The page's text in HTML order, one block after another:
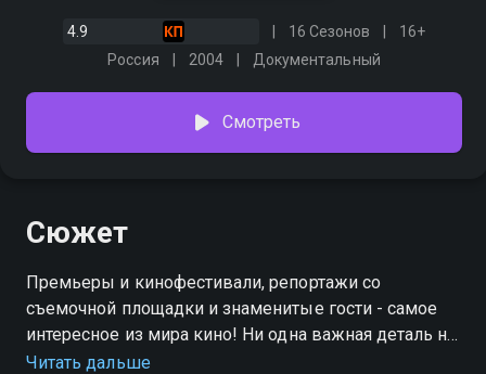
4.9 16 Сезонов
16+
Россия
2004 Документальный
Смотреть
Сюжет
Премьеры и кинофестивали, репортажи со
съемочной площадки и знаменитые гости - самое
интересное из мира кино! Ни одна важная деталь не
окажется за кадром.
Читать дальше